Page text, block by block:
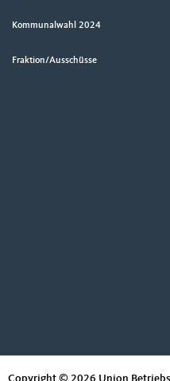
Seiten-
Kommunalwahl 2024
Fraktion/Ausschüsse
Copyright © 2026 Union